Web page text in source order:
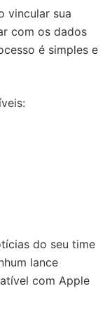
vincular sua
com os dados
é simples e
do seu time
lance
com Apple